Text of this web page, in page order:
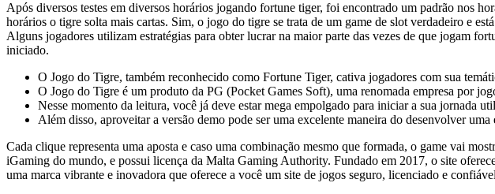
Após diversos testes em diversos horários jogando fortune tiger, foi encontrado um padrão nos
horários o tigre solta mais cartas. Sim, o jogo do tigre se trata de um game de slot verdadeiro e
Alguns jogadores utilizam estratégias para obter lucrar na maior parte das vezes de que jogam
iniciado.
O Jogo do Tigre, também reconhecido como Fortune Tiger, cativa jogadores com sua
O Jogo do Tigre é um produto da PG (Pocket Games Soft), uma renomada empresa por
Nesse momento da leitura, você já deve estar mega empolgado para iniciar a sua jornada
Além disso, aproveitar a versão demo pode ser uma excelente maneira do desenvolver uma
Cada clique representa uma aposta e caso uma combinação mesmo que formada, o game vai
iGaming do mundo, e possui licença da Malta Gaming Authority. Fundado em 2017, o site
uma marca vibrante e inovadora que oferece a você um site de jogos seguro, licenciado e